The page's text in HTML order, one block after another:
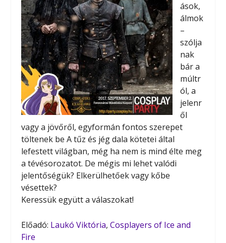
ások,
álmok
–
szólja
nak
bár a
múltr
ól, a
jelenr
ől
vagy a jövőről, egyformán fontos szerepet
töltenek be A tűz és jég dala kötetei által
lefestett világban, még ha nem is mind élte meg
a tévésorozatot. De mégis mi lehet valódi
jelentőségük? Elkerülhetőek vagy kőbe
vésettek?
Keressük együtt a válaszokat!
Előadó: Laukó Viktória,Cosplayers of Ice and
Fire